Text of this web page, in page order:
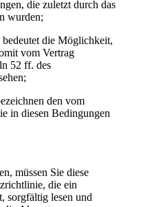
die zuletzt durch das
wurden;
bedeutet die Möglichkeit,
vom Vertrag
52 ff. des
den vom
in diesen Bedingungen
müssen Sie diese
die ein
sorgfältig lesen und